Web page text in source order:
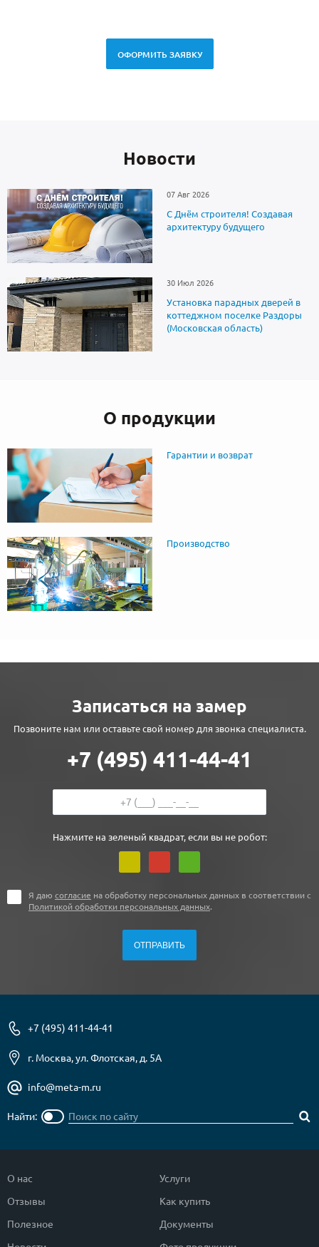
ОФОРМИТЬ ЗАЯВКУ
Новоcти
07 Авг 2026
С Днём строителя! Создавая
архитектуру будущего
30 Июл 2026
Установка парадных дверей в
коттеджном поселке Раздоры
(Московская область)
О продукции
Гарантии и возврат
Производство
Записаться на замер
Позвоните нам или оставьте свой номер для звонка специалиста.
+7 (495) 411-44-41
Нажмите на зеленый квадрат, если вы не робот:
Я даю согласие на обработку персональных данных в соответствии с
Политикой обработки персональных данных.
+7 (495) 411-44-41
г. Москва, ул. Флотская, д. 5А
info@meta-m.ru
Найти:
О нас
Отзывы
Полезное
Услуги
Как купить
Документы